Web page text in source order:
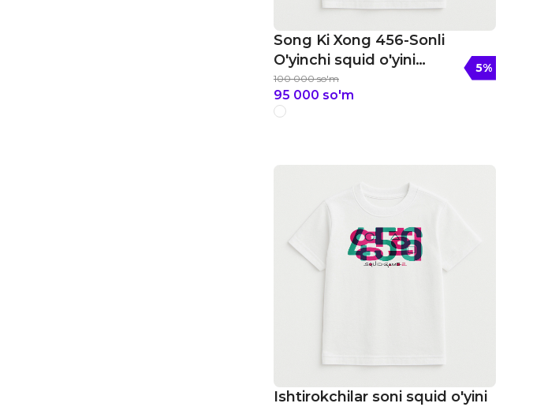
Song Ki Xong 456-Sonli
O'yinchi squid o'yini
bolalar futbolkasi
100 000 so'm
95 000 so'm
5%
Ishtirokchilar soni squid o'yini